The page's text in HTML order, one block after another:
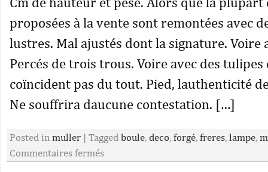
proposées à la vente sont remontées avec
lustres. Mal ajustés dont la signature. Voire
Percés de trois trous. Voire avec des tulipes
coïncident pas du tout. Pied, lauthenticité
Ne souffrira daucune contestation. […]
Posted in muller | Tagged boule, deco, forgé, freres, lampe,
Commentaires fermés